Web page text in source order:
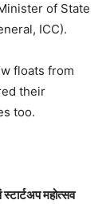
of State
ICC).
floats from
their
too.
महोत्सव